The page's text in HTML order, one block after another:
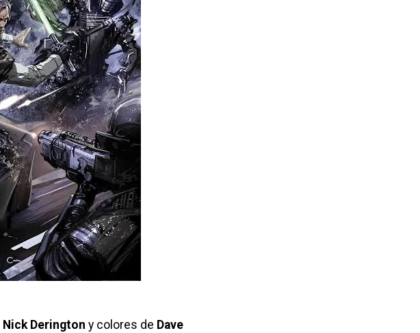
Nick Derington y colores de Dave